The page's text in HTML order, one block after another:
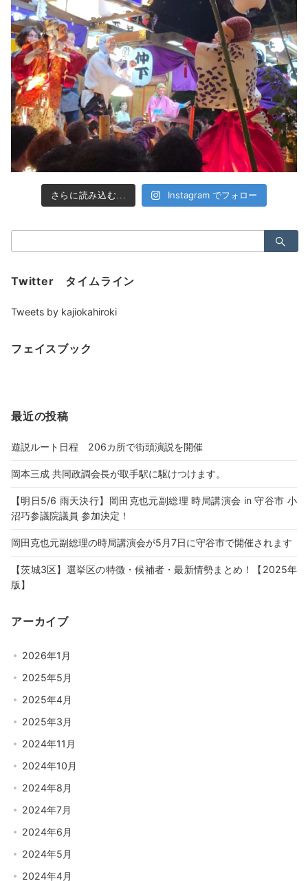
さらに読み込む... Instagram でフォロー
索：
Twitter タイムライン
Tweets by kajiokahiroki
フェイスブック
最近の投稿
遊説ルート日程 206カ所で街頭演説を開催
岡本三成 共同政調会長が取手駅に駆けつけます。
【明日5/6 雨天決行】岡田克也元副総理 時局講演会 in 守谷市 小
沼巧参議院議員 参加決定！
岡田克也元副総理の時局講演会が5月7日に守谷市で開催されます
【茨城3区】選挙区の特徴・候補者・最新情勢まとめ！【2025年
版】
アーカイブ
2026年1月
2025年5月
2025年4月
2025年3月
2024年11月
2024年10月
2024年8月
2024年7月
2024年6月
2024年5月
2024年4月